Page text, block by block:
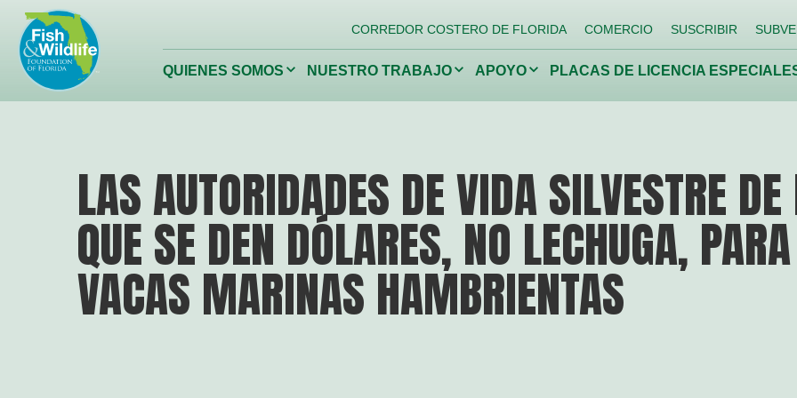
Logotipo
del
encabezado
CORREDOR COSTERO DE FLORIDA COMERCIO SUSCRIBIR
QUIENES SOMOS Haga
alternar
NUESTRO TRABAJO Haga
alternar
APOYO Haga
alternar
PLACAS DE LICENCIA
Florida
naturaleza
Fundación de Vida Silvestre
de Florida
Conservar la vida silvestre
Proteja los manantiales de
Florida
LAS AUTORIDADES DE VIDA SILVESTRE
QUE SE DEN DÓLARES, NO LECHUGA,
VACAS MARINAS HAMBRIENTAS